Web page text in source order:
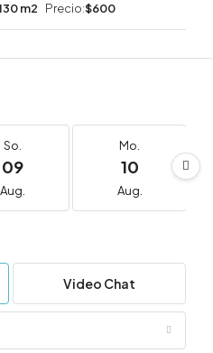
m2 Precio:$600
So.
09
Aug.
Mo.
10
Aug.
Video Chat